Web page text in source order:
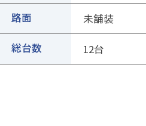
路面 未舗装
総台数 12台
③専用フォームに必要事項